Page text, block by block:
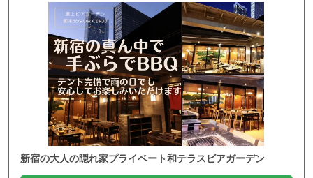
新宿の大人の隠れ家プライベート和テラスビアガーデン